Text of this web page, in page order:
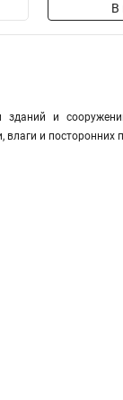
В
и
и посторонних